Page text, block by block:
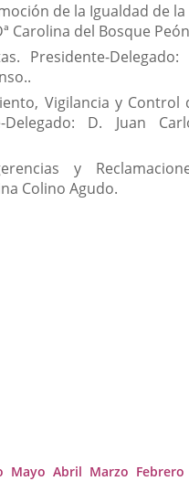
de la Igualdad de la
Carolina del Bosque
Presidente-Delegado:
Vigilancia y Control
D. Juan
y
Colino Agudo.
Mayo Abril Marzo Febrero